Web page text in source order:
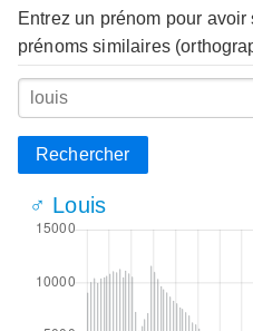
Entrez un prénom pour
prénoms similaires
Rechercher
♂ Louis